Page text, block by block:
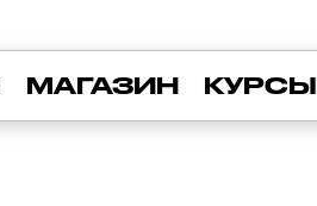
МАГАЗИН КУРСЫ